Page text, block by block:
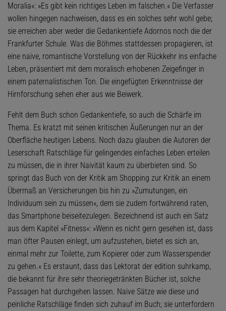
Moralia«: »Es gibt kein richtiges Leben im falschen.« Die Verfasser
wollen hingegen nachweisen, dass es ein solches sehr wohl gebe;
sie erreichen aber weder die Gedankentiefe Adornos noch die der
Frankfurter Schule. Was die Böhmes stattdessen propagieren, ist
eine naive, romantische Vorstellung von der Rückkehr ins einfache
Leben, präsentiert mit dem moralisch erhobenen Zeigefinger in
einem paternalistischen Ton. Die eingefügten Erkenntnisse der
Hirnforschung sehen eher aus wie Beiwerk.
Fehlt dem Buch schon Gedankentiefe, so auch die Schärfe im
Thema. Es kratzt mit seinen kritischen Äußerungen nur an der
Oberfläche heutigen Lebens. Noch dazu glauben die Autoren der
Leserschaft Ratschläge für gelingendes einfaches Leben erteilen
zu müssen, die in ihrer Naivität kaum zu überbieten sind. So
springt das Buch von der Kritik am Shopping zur Kritik an einem
Übermaß an Versicherungen bis hin zu »Zumutungen, ein
Individuum sein zu müssen«, dem sie zudem fortwährend raten,
das Smartphone beiseitezulegen. Bezeichnend ist auch ein Satz
aus dem Kapitel »Fitness«: »Wenn es nicht gern gesehen ist, dass
man öfter Pausen einlegt, um aufzustehen, bietet es sich an,
einmal mehr zur Toilette, zum Kopierer oder zum Wasserspender
zu gehen.« Es erstaunt, dass das Lektorat der edition suhrkamp,
die bekannt für ihre sehr theoriegetränkten Bücher ist, solche
Passagen hat durchgehen lassen. Naive Sätze wie diese und
peinliche Ratschläge finden sich zuhauf im Buch; sie unterfordern